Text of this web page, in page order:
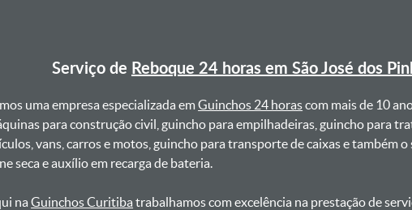
Serviço de Reboque 24 horas em São José dos
uma empresa especializada emGuinchos 24 horascom mais de 10
para construção civil, guincho para empilhadeiras, guincho para
vans, carros e motos, guincho para transporte de caixas e também
seca e auxílio em recarga de bateria. ㅤㅤ
naGuinchos Curitiba trabalhamos com excelência na prestação de